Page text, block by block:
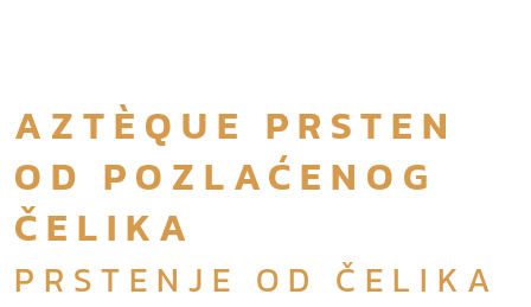
AZTÈQUE PRSTEN
OD POZLAĆENOG
ČELIKA
PRSTENJE OD ČELIKA